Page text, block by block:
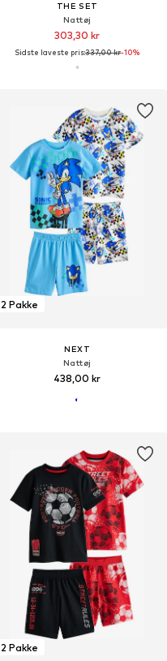
THE SET
Nattøj
303,30 kr
Sidste laveste pris:337,00 kr-10%
2 Pakke
NEXT
Nattøj
438,00 kr
2 Pakke